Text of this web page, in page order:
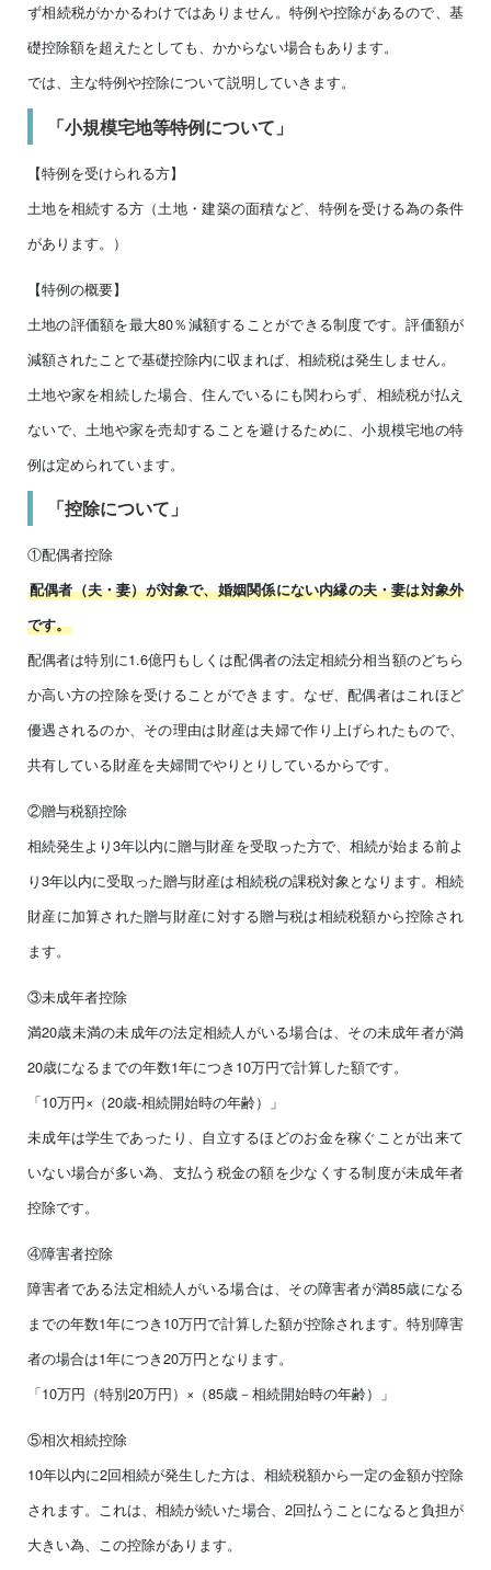
ず相続税がかかるわけではありません。特例や控除があるので、基
礎控除額を超えたとしても、かからない場合もあります。
では、主な特例や控除について説明していきます。
「小規模宅地等特例について」
【特例を受けられる方】
土地を相続する方（土地・建築の面積など、特例を受ける為の条件
があります。）
【特例の概要】
土地の評価額を最大80％減額することができる制度です。評価額が
減額されたことで基礎控除内に収まれば、相続税は発生しません。
土地や家を相続した場合、住んでいるにも関わらず、相続税が払え
ないで、土地や家を売却することを避けるために、小規模宅地の特
例は定められています。
「控除について」
①配偶者控除
配偶者（夫・妻）が対象で、婚姻関係にない内縁の夫・妻は対象外
です。
配偶者は特別に1.6億円もしくは配偶者の法定相続分相当額のどちら
か高い方の控除を受けることができます。なぜ、配偶者はこれほど
優遇されるのか、その理由は財産は夫婦で作り上げられたもので、
共有している財産を夫婦間でやりとりしているからです。
②贈与税額控除
相続発生より3年以内に贈与財産を受取った方で、相続が始まる前よ
り3年以内に受取った贈与財産は相続税の課税対象となります。相続
財産に加算された贈与財産に対する贈与税は相続税額から控除され
ます。
③未成年者控除
満20歳未満の未成年の法定相続人がいる場合は、その未成年者が満
20歳になるまでの年数1年につき10万円で計算した額です。
「10万円×（20歳-相続開始時の年齢）」
未成年は学生であったり、自立するほどのお金を稼ぐことが出来て
いない場合が多い為、支払う税金の額を少なくする制度が未成年者
控除です。
④障害者控除
障害者である法定相続人がいる場合は、その障害者が満85歳になる
までの年数1年につき10万円で計算した額が控除されます。特別障害
者の場合は1年につき20万円となります。
「10万円（特別20万円）×（85歳－相続開始時の年齢）」
⑤相次相続控除
10年以内に2回相続が発生した方は、相続税額から一定の金額が控除
されます。これは、相続が続いた場合、2回払うことになると負担が
大きい為、この控除があります。